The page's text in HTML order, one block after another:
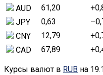
AUD
61,20
JPY
0,63
CNY
12,79
CAD
67,89
Курсы валют в RUB на